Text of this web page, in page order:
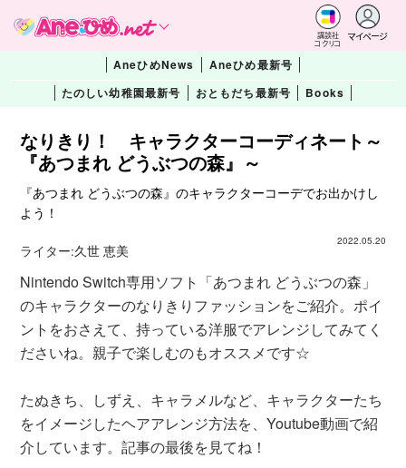
講談社
コクリコ
マイページ
AneひめNews
Aneひめ最新号
たのしい幼稚園最新号
おともだち最新号 Books
なりきり！ キャラクターコーディネート～
『あつまれ どうぶつの森』～
『あつまれ どうぶつの森』のキャラクターコーデでお出かけし
よう！
2022.05.20
ライター:久世 恵美
Nintendo Switch専用ソフト「あつまれ どうぶつの森」
のキャラクターのなりきりファッションをご紹介。ポイ
ントをおさえて、持っている洋服でアレンジしてみてく
ださいね。親子で楽しむのもオススメです☆
たぬきち、しずえ、キャラメルなど、キャラクターたち
をイメージしたヘアアレンジ方法を、Youtube動画で紹
介しています。記事の最後を見てね！